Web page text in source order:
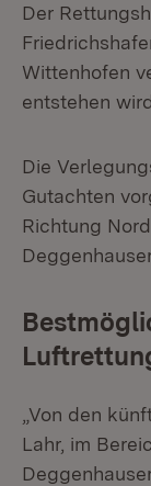
Der
Wittenhofen
entstehen wird.
Die
Gutachten
Richtung
„Von den
Lahr, im